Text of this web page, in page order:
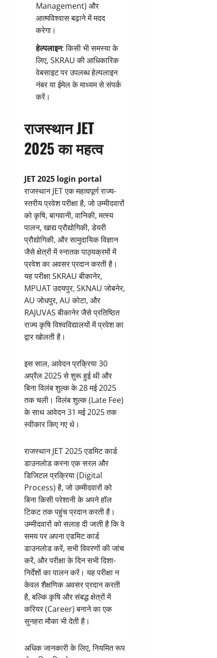
Management) और
आत्मविश्वास बढ़ाने में मदद
करेगा।
हेल्पलाइन: किसी भी समस्या के
लिए, SKRAU की आधिकारिक
वेबसाइट पर उपलब्ध हेल्पलाइन
नंबर या ईमेल के माध्यम से संपर्क
करें।
राजस्थान JET
2025 का महत्व
JET 2025 login portal
राजस्थान JET एक महत्वपूर्ण राज्य-
स्तरीय प्रवेश परीक्षा है, जो उम्मीदवारों
को कृषि, बागवानी, वानिकी, मत्स्य
पालन, खाद्य प्रौद्योगिकी, डेयरी
प्रौद्योगिकी, और सामुदायिक विज्ञान
जैसे क्षेत्रों में स्नातक पाठ्यक्रमों में
प्रवेश का अवसर प्रदान करती है।
यह परीक्षा SKRAU बीकानेर,
MPUAT उदयपुर, SKNAU जोबनेर,
AU जोधपुर, AU कोटा, और
RAJUVAS बीकानेर जैसे प्रतिष्ठित
राज्य कृषि विश्वविद्यालयों में प्रवेश का
द्वार खोलती है।
इस साल, आवेदन प्रक्रिया 30
अप्रैल 2025 से शुरू हुई थी और
बिना विलंब शुल्क के 28 मई 2025
तक चली। विलंब शुल्क (Late Fee)
के साथ आवेदन 31 मई 2025 तक
स्वीकार किए गए थे।
राजस्थान JET 2025 एडमिट कार्ड
डाउनलोड करना एक सरल और
डिजिटल प्रक्रिया (Digital
Process) है, जो उम्मीदवारों को
बिना किसी परेशानी के अपने हॉल
टिकट तक पहुंच प्रदान करती है।
उम्मीदवारों को सलाह दी जाती है कि वे
समय पर अपना एडमिट कार्ड
डाउनलोड करें, सभी विवरणों की जांच
करें, और परीक्षा के दिन सभी दिशा-
निर्देशों का पालन करें। यह परीक्षा न
केवल शैक्षणिक अवसर प्रदान करती
है, बल्कि कृषि और संबद्ध क्षेत्रों में
करियर (Career) बनाने का एक
सुनहरा मौका भी देती है।
अधिक जानकारी के लिए, नियमित रूप